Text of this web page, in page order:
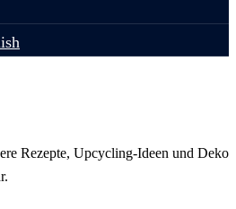
Rezepte, Upcycling-Ideen und Deko